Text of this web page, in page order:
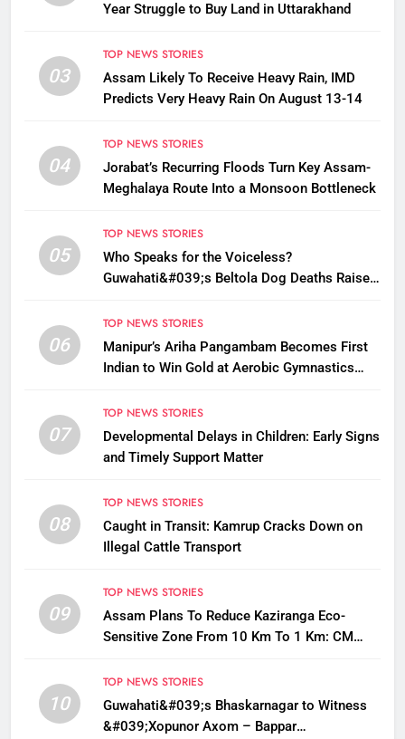
Year Struggle to Buy Land in Uttarakhand
03
TOP NEWS STORIES
Assam Likely To Receive Heavy Rain, IMD
Predicts Very Heavy Rain On August 13-14
04
TOP NEWS STORIES
Jorabat’s Recurring Floods Turn Key Assam-
Meghalaya Route Into a Monsoon Bottleneck
05
TOP NEWS STORIES
Who Speaks for the Voiceless?
Guwahati&#039;s Beltola Dog Deaths Raise
06
TOP NEWS STORIES
Manipur’s Ariha Pangambam Becomes First
Indian to Win Gold at Aerobic Gymnastics
07
TOP NEWS STORIES
Developmental Delays in Children: Early Signs
and Timely Support Matter
08
TOP NEWS STORIES
Caught in Transit: Kamrup Cracks Down on
Illegal Cattle Transport
09
TOP NEWS STORIES
Assam Plans To Reduce Kaziranga Eco-
Sensitive Zone From 10 Km To 1 Km: CM
10
TOP NEWS STORIES
Guwahati&#039;s Bhaskarnagar to Witness
&#039;Xopunor Axom – Bappar